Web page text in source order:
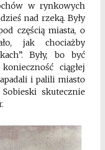
w rynkowych
nad rzeką. Były
częścią miasta, o
jak chociażby
Były, bo być
ciągłej
i palili miasto
sku­tecznie